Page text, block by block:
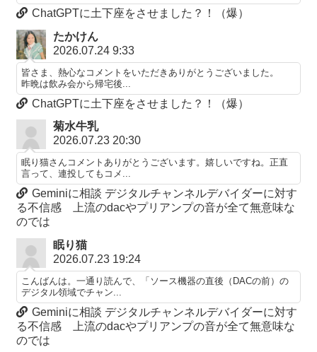
ChatGPTに土下座をさせました？！（爆）
たかけん
2026.07.24 9:33
皆さま、熱心なコメントをいただきありがとうございました。
昨晩は飲み会から帰宅後...
ChatGPTに土下座をさせました？！（爆）
菊水牛乳
2026.07.23 20:30
眠り猫さんコメントありがとうございます。嬉しいですね。正直
言って、連投してもコメ...
Geminiに相談 デジタルチャンネルデバイダーに対す
る不信感 上流のdacやプリアンプの音が全て無意味な
のでは
眠り猫
2026.07.23 19:24
こんばんは。一通り読んで、「ソース機器の直後（DACの前）の
デジタル領域でチャン...
Geminiに相談 デジタルチャンネルデバイダーに対す
る不信感 上流のdacやプリアンプの音が全て無意味な
のでは